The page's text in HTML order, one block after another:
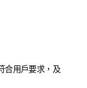
合用戶要求，及